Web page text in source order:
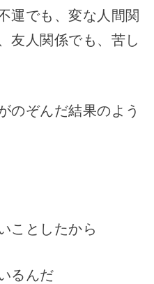
運でも、変な人間関
友人関係でも、苦し
のぞんだ結果のよう
ことしたから
るんだ